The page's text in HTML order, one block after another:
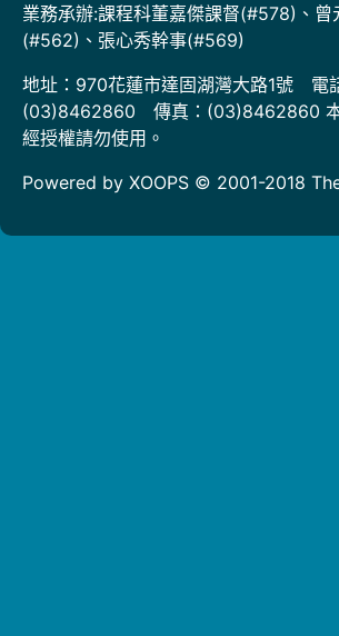
業務承辦:課程科董嘉傑課督(#578)、曾
(#562)、張心秀幹事(#569)
地址：970花蓮市達固湖灣大路1號 電
(03)8462860 傳真：(03)8462860 本
經授權請勿使用。
Powered by XOOPS © 2001-2018